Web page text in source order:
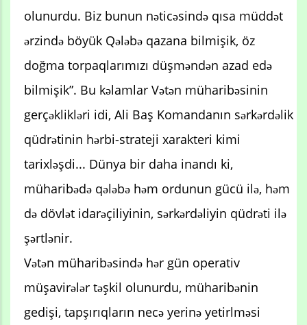
olunurdu. Biz bunun nəticəsində qısa müddət
ərzində böyük Qələbə qazana bilmişik, öz
doğma torpaqlarımızı düşməndən azad edə
bilmişik”. Bu kəlamlar Vətən müharibəsinin
gerçəklikləri idi, Ali Baş Komandanın sərkərdəlik
qüdrətinin hərbi-strateji xarakteri kimi
tarixləşdi... Dünya bir daha inandı ki,
müharibədə qələbə həm ordunun gücü ilə, həm
də dövlət idarəçiliyinin, sərkərdəliyin qüdrəti ilə
şərtlənir.
Vətən müharibəsində hər gün operativ
müşavirələr təşkil olunurdu, müharibənin
gedişi, tapşırıqların necə yerinə yetirlməsi